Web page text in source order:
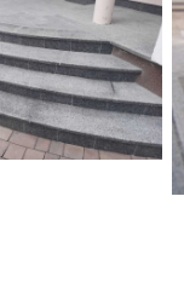
з сірого
граніту –